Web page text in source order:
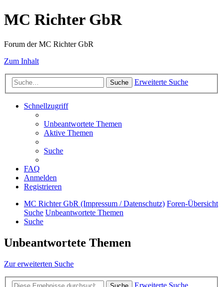
MC Richter GbR
Forum der MC Richter GbR
Zum Inhalt
Suche Erweiterte Suche
Schnellzugriff
Unbeantwortete Themen
Aktive Themen
Suche
FAQ
Anmelden
Registrieren
MC Richter GbR (Impressum / Datenschutz) Foren-Übersicht
Suche Unbeantwortete Themen
Suche
Unbeantwortete Themen
Zur erweiterten Suche
Erweiterte Suche